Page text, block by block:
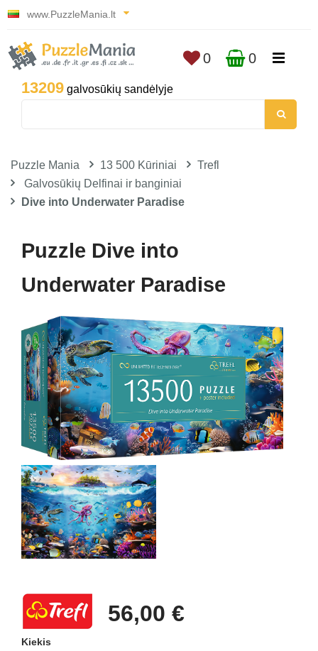
www.PuzzleMania.lt
13209 galvosūkių sandėlyje
0 0
Puzzle Mania 13 500 Kūriniai
Trefl
Galvosūkių Delfinai ir banginiai
Dive into Underwater Paradise
Puzzle Dive into
Underwater Paradise
56,00 €
Kiekis